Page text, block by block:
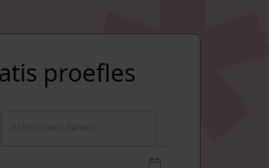
proefles
Achternaam danser